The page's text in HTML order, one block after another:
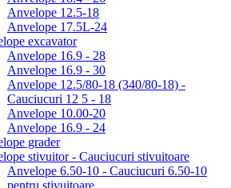
Anvelope 12.5-18
Anvelope 17.5L-24
excavator
Anvelope 16.9 - 28
Anvelope 16.9 - 30
Anvelope 12.5/80-18 (340/80-18) -
Cauciucuri 12 5 - 18
Anvelope 10.00-20
Anvelope 16.9 - 24
grader
stivuitor - Cauciucuri stivuitoare
Anvelope 6.50-10 - Cauciucuri 6.50-10
pentru stivuitoare